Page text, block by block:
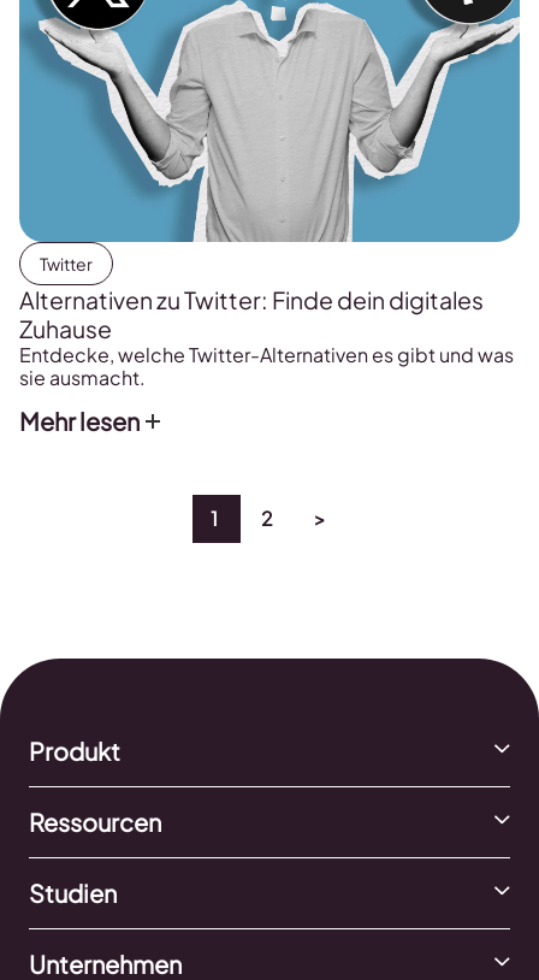
Twitter
Alternativen zu Twitter: Finde dein digitales
Zuhause
Entdecke, welche Twitter-Alternativen es gibt und was
sie ausmacht.
Mehr lesen
1 2 >
Produkt
Ressourcen
Studien
Unternehmen